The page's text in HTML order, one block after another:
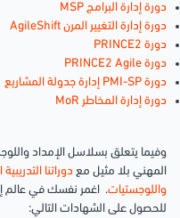
دورة إدارة البرامج MSP
دورة إدارة التغيير المرن AgileShift
دورة PRINCE2
دورة PRINCE2 Agile
دورة PMI-SP إدارة جدولة المشاريع
دورة إدارة المخاطر MoR
وفيما يتعلق بسلاسل الإمداد
المهني بلا مثيل مع دوراتنا
واللوجستيات. اغمر نفسك في عالم
للحصول على الشهادات التالي: